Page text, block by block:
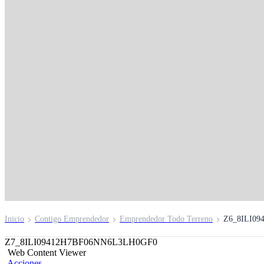
Inicio Contigo Emprendedor Emprendedor Todo Terreno
Z7_8ILI09412H7BF06NN6L3LH0GF0
Web Content Viewer